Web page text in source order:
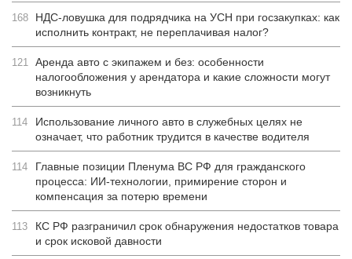
168
НДС-ловушка для подрядчика на УСН при госзакупках: как
исполнить контракт, не переплачивая налог?
121
Аренда авто с экипажем и без: особенности
налогообложения у арендатора и какие сложности могут
возникнуть
114
Использование личного авто в служебных целях не
означает, что работник трудится в качестве водителя
114
Главные позиции Пленума ВС РФ для гражданского
процесса: ИИ-технологии, примирение сторон и
компенсация за потерю времени
113
КС РФ разграничил срок обнаружения недостатков товара
и срок исковой давности